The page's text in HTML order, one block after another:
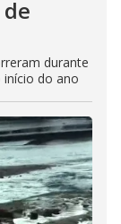
durante
do ano